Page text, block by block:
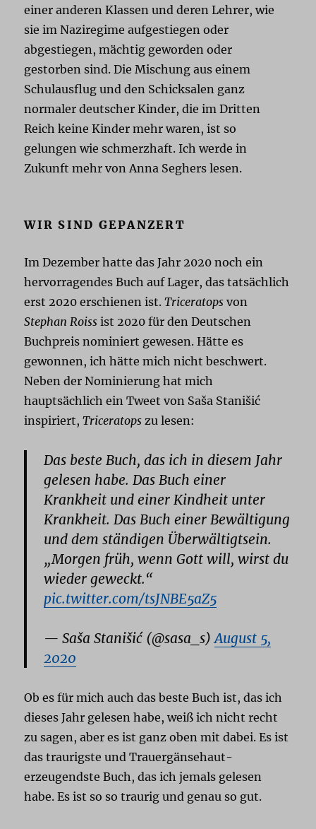
einer anderen Klassen und deren Lehrer, wie
sie im Naziregime aufgestiegen oder
abgestiegen, mächtig geworden oder
gestorben sind. Die Mischung aus einem
Schulausflug und den Schicksalen ganz
normaler deutscher Kinder, die im Dritten
Reich keine Kinder mehr waren, ist so
gelungen wie schmerzhaft. Ich werde in
Zukunft mehr von Anna Seghers lesen.
WIR SIND GEPANZERT
Im Dezember hatte das Jahr 2020 noch ein
hervorragendes Buch auf Lager, das tatsächlich
erst 2020 erschienen ist.Triceratops von
Stephan Roiss ist 2020 für den Deutschen
Buchpreis nominiert gewesen. Hätte es
gewonnen, ich hätte mich nicht beschwert.
Neben der Nominierung hat mich
hauptsächlich ein Tweet von Saša Stanišić
inspiriert,Triceratops zu lesen:
Das beste Buch, das ich in diesem Jahr
gelesen habe. Das Buch einer
Krankheit und einer Kindheit unter
Krankheit. Das Buch einer Bewältigung
und dem ständigen Überwältigtsein.
„Morgen früh, wenn Gott will, wirst du
wieder geweckt.“
pic.twitter.com/tsJNBE5aZ5
— Saša Stanišić (@sasa_s)August 5,
2020
Ob es für mich auch das beste Buch ist, das ich
dieses Jahr gelesen habe, weiß ich nicht recht
zu sagen, aber es ist ganz oben mit dabei. Es ist
das traurigste und Trauergänsehaut-
erzeugendste Buch, das ich jemals gelesen
habe. Es ist so so traurig und genau so gut.